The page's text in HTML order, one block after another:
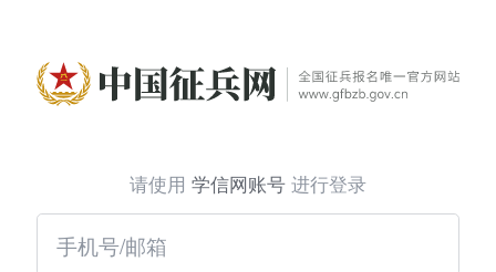
请使用 学信网账号 进行登录